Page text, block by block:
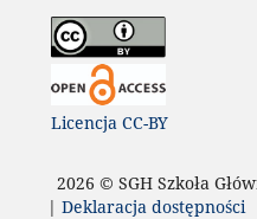
Licencja CC-BY
2026 © SGH Szkoła
| Deklaracja dostępności